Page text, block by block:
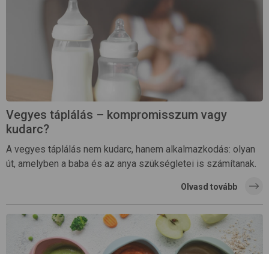
Vegyes táplálás – kompromisszum vagy
kudarc?
A vegyes táplálás nem kudarc, hanem alkalmazkodás: olyan
út, amelyben a baba és az anya szükségletei is számítanak.
Olvasd tovább